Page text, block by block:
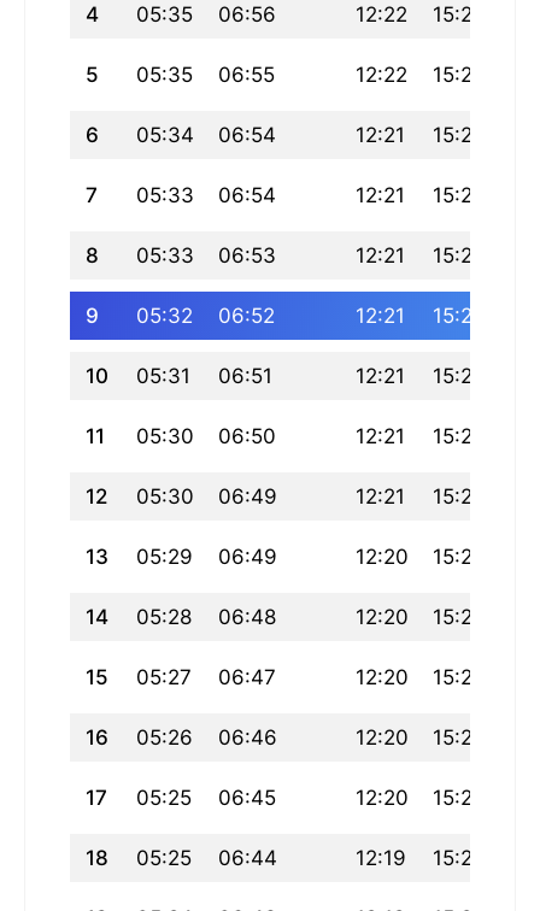
4 05:35 06:56 12:22 15:28
5 05:35 06:55 12:22 15:28
6 05:34 06:54 12:21 15:27
7 05:33 06:54 12:21 15:27
8 05:33 06:53 12:21 15:27
9 05:32 06:52 12:21 15:27
10 05:31 06:51 12:21 15:27
11 05:30 06:50 12:21 15:27
12 05:30 06:49 12:21 15:27
13 05:29 06:49 12:20 15:26
14 05:28 06:48 12:20 15:26
15 05:27 06:47 12:20 15:26
16 05:26 06:46 12:20 15:26
17 05:25 06:45 12:20 15:26
18 05:25 06:44 12:19 15:25